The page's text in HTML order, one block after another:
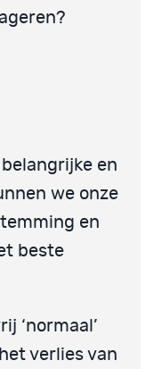
en
we onze
en
beste
‘normaal’
verlies van